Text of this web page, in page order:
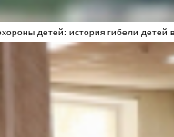
детей: история гибели детей